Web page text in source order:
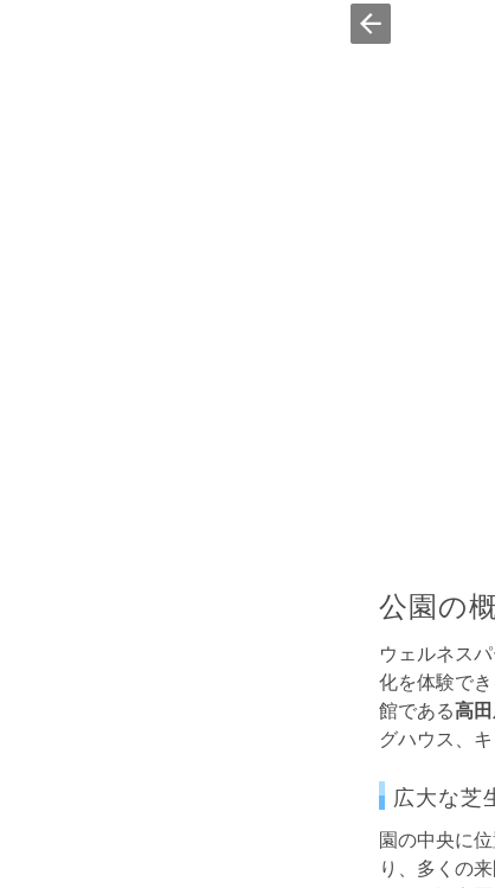
公園の
ウェルネス
化を体験で
館である高
グハウス、
広大な芝
園の中央に
り、多くの